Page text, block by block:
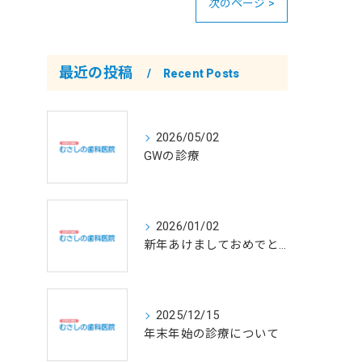
次のページ >
最近の投稿 Recent Posts
2026/05/02
GWの診療
2026/01/02
新年あけましておめでとうございます
2025/12/15
年末年始の診療について